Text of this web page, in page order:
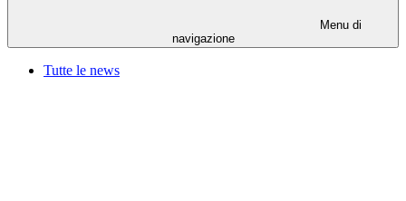
Menu di
navigazione
Tutte le news